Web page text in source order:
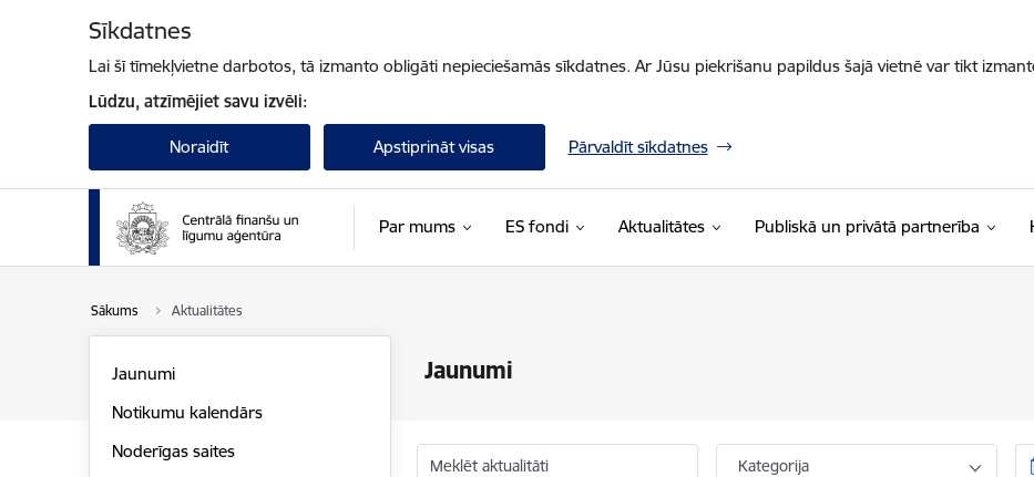
Sīkdatnes
Lai šī tīmekļvietne darbotos, tā izmanto obligāti nepieciešamās sīkdatnes. Ar Jūsu piekrišanu papildus šajā vietnē var tikt
Lūdzu, atzīmējiet savu izvēli:
Noraidīt Apstiprināt visas Pārvaldīt sīkdatnes
Par mums ES fondi Aktualitātes Publiskā un privātā partnerība
Sākums Aktualitātes
Jaunumi
Jaunumi
Notikumu kalendārs
Noderīgas saites
Meklēt aktualitāti Kategorija